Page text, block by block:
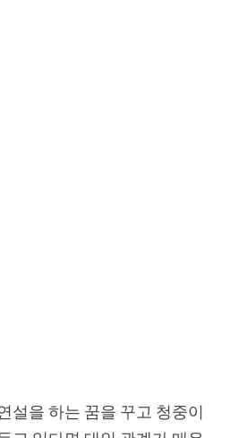
설을 하는 꿈을 꾸고 청중이